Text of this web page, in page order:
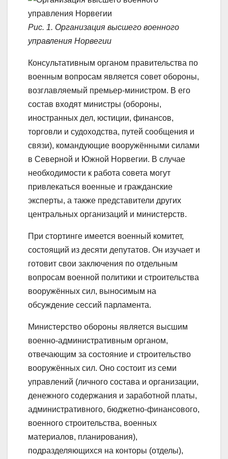
Рис. 1. Организация высшего военного
управления Норвегии
Консультативным органом правительства по
военным вопросам является совет обороны,
возглавляемый премьер-министром. В его
состав входят министры (обороны,
иностранных дел, юстиции, финансов,
торговли и судоходства, путей сообщения и
связи), командующие вооружёнными силами
в Северной и Южной Норвегии. В случае
необходимости к работа совета могут
привлекаться военные и гражданские
эксперты, а также представители других
центральных организаций и министерств.
При стортинге имеется военный комитет,
состоящий из десяти депутатов. Он изучает и
готовит свои заключения по отдельным
вопросам военной политики и строительства
вооружённых сил, выносимым на
обсуждение сессий парламента.
Министерство обороны является высшим
военно-административным органом,
отвечающим за состояние и строительство
вооружённых сил. Оно состоит из семи
управлений (личного состава и организации,
денежного содержания и заработной платы,
административного, бюджетно-финансового,
военного строительства, военных
материалов, планирования),
подразделяющихся на конторы (отделы),